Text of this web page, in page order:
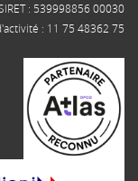
: 539998856 00030
: 11 75 48362 75